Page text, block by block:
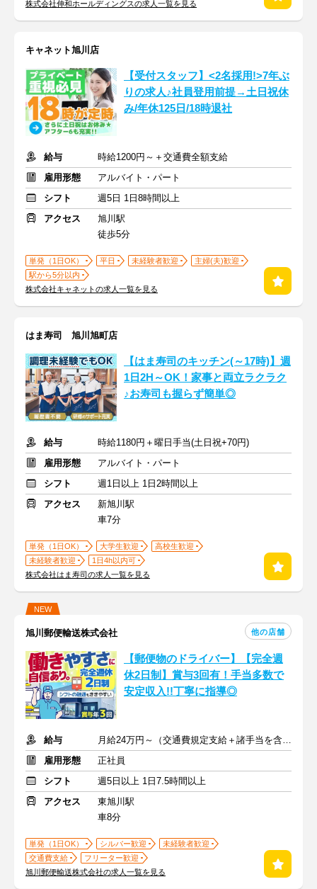
株式会社伸和ホールディングスの求人一覧を見る
キャネット旭川店
【受付スタッフ】<2名採用!>7年ぶ
りの求人♪社員登用前提→土日祝休
み/年休125日/18時退社
給与
時給1200円～＋交通費全額支給
雇用形態
アルバイト・パート
シフト
週5日 1日8時間以上
アクセス
旭川駅
徒歩5分
単発（1日OK） 平日 未経験者歓迎
主婦(夫)歓迎
駅から5分以内
株式会社キャネットの求人一覧を見る
はま寿司 旭川旭町店
【はま寿司のキッチン(～17時)】週
1日2H～OK！家事と両立ラクラク
♪お寿司も握らず簡単◎
給与
時給1180円＋曜日手当(土日祝+70円)
雇用形態
アルバイト・パート
シフト
週1日以上 1日2時間以上
アクセス
新旭川駅
車7分
単発（1日OK） 大学生歓迎
高校生歓迎
未経験者歓迎
1日4h以内可
株式会社はま寿司の求人一覧を見る
NEW
旭川郵便輸送株式会社 他の店舗
【郵便物のドライバー】【完全週
休2日制】賞与3回有！手当多数で
安定収入!!丁寧に指導◎
給与
月給24万円～（交通費規定支給＋諸手当を含む）
雇用形態
正社員
シフト
週5日以上 1日7.5時間以上
アクセス
東旭川駅
車8分
単発（1日OK） シルバー歓迎
未経験者歓迎
交通費支給
フリーター歓迎
旭川郵便輸送株式会社の求人一覧を見る